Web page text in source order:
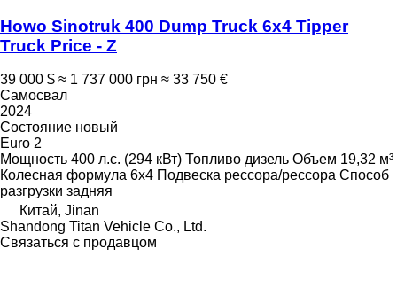
Howo Sinotruk 400 Dump Truck 6x4 Tipper
Truck Price - Z
39 000 $ ≈ 1 737 000 грн ≈ 33 750 €
Самосвал
2024
Состояние новый
Euro 2
Мощность 400 л.с. (294 кВт) Топливо дизель Объем 19,32 м³
Колесная формула 6x4 Подвеска рессора/рессора Способ
разгрузки задняя
Китай, Jinan
Shandong Titan Vehicle Co., Ltd.
Связаться с продавцом